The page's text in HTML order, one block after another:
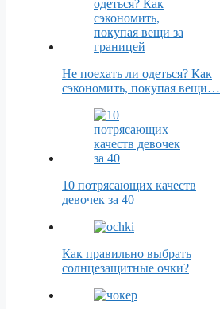
Не поехать ли одеться? Как
сэкономить, покупая вещи…
10 потрясающих качеств
девочек за 40
Как правильно выбрать
солнцезащитные очки?